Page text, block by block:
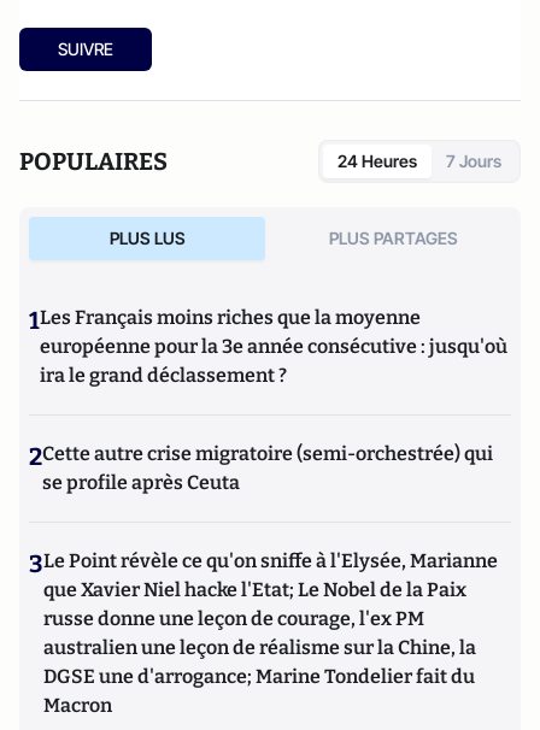
SUIVRE
POPULAIRES 24 Heures 7 Jours
PLUS LUS PLUS PARTAGES
1Les Français moins riches que la moyenne
européenne pour la 3e année consécutive : jusqu'où
ira le grand déclassement ?
2Cette autre crise migratoire (semi-orchestrée) qui
se profile après Ceuta
3Le Point révèle ce qu'on sniffe à l'Elysée, Marianne
que Xavier Niel hacke l'Etat; Le Nobel de la Paix
russe donne une leçon de courage, l'ex PM
australien une leçon de réalisme sur la Chine, la
DGSE une d'arrogance; Marine Tondelier fait du
Macron